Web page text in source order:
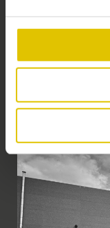
Plateau